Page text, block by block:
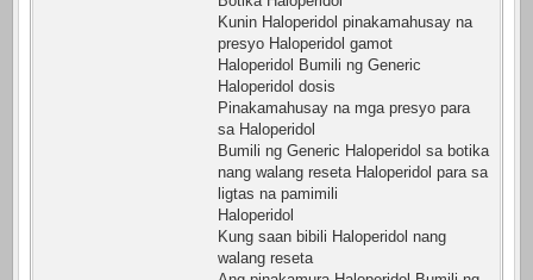
Kunin Haloperidol pinakamahusay na
presyo Haloperidol gamot
Haloperidol Bumili ng Generic
Haloperidol dosis
Pinakamahusay na mga presyo para
sa Haloperidol
Bumili ng Generic Haloperidol sa botika
nang walang reseta Haloperidol para sa
ligtas na pamimili
Haloperidol
Kung saan bibili Haloperidol nang
walang reseta